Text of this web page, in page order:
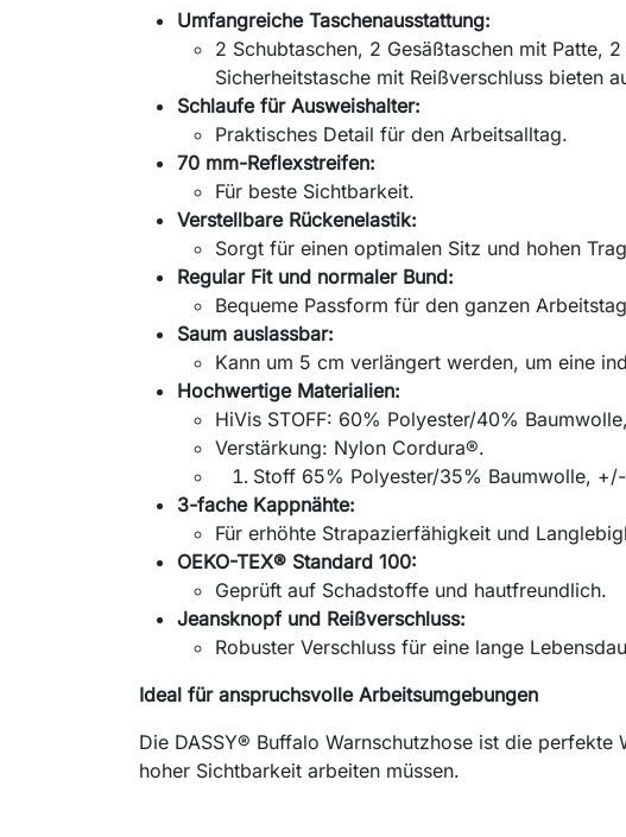
Umfangreiche Taschenausstattung:
2 Schubtaschen, 2 Gesäßtaschen mit Patte,
Sicherheitstasche mit Reißverschluss bieten
Schlaufe für Ausweishalter:
Praktisches Detail für den Arbeitsalltag.
70 mm-Reflexstreifen:
Für beste Sichtbarkeit.
Verstellbare Rückenelastik:
Sorgt für einen optimalen Sitz und hohen
Regular Fit und normaler Bund:
Bequeme Passform für den ganzen
Saum auslassbar:
Kann um 5 cm verlängert werden, um eine
Hochwertige Materialien:
HiVis STOFF: 60% Polyester/40%
Verstärkung: Nylon Cordura®.
Stoff 65% Polyester/35% Baumwolle,
3-fache Kappnähte:
Für erhöhte Strapazierfähigkeit und
OEKO-TEX® Standard 100:
Geprüft auf Schadstoffe und hautfreundlich.
Jeansknopf und Reißverschluss:
Robuster Verschluss für eine lange
Ideal für anspruchsvolle Arbeitsumgebungen
Die DASSY® Buffalo Warnschutzhose ist die
hoher Sichtbarkeit arbeiten müssen.